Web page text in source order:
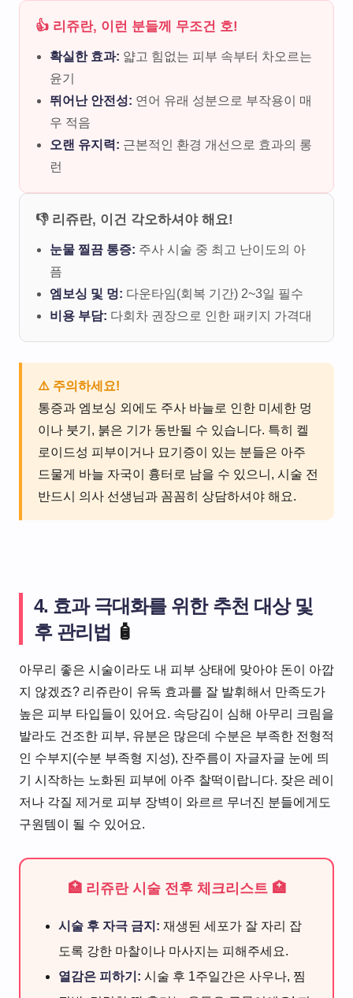
👍 리쥬란, 이런 분들께 무조건 호!
확실한 효과: 얇고 힘없는 피부 속부터 차오르는
윤기
뛰어난 안전성: 연어 유래 성분으로 부작용이 매
우 적음
오랜 유지력: 근본적인 환경 개선으로 효과의 롱
런
👎 리쥬란, 이건 각오하셔야 해요!
눈물 찔끔 통증: 주사 시술 중 최고 난이도의 아
픔
엠보싱 및 멍: 다운타임(회복 기간) 2~3일 필수
비용 부담: 다회차 권장으로 인한 패키지 가격대
⚠️ 주의하세요!
통증과 엠보싱 외에도 주사 바늘로 인한 미세한 멍
이나 붓기, 붉은 기가 동반될 수 있습니다. 특히 켈
로이드성 피부이거나 묘기증이 있는 분들은 아주
드물게 바늘 자국이 흉터로 남을 수 있으니, 시술 전
반드시 의사 선생님과 꼼꼼히 상담하셔야 해요.
4. 효과 극대화를 위한 추천 대상 및
후 관리법 🧴
아무리 좋은 시술이라도 내 피부 상태에 맞아야 돈이 아깝
지 않겠죠? 리쥬란이 유독 효과를 잘 발휘해서 만족도가
높은 피부 타입들이 있어요. 속당김이 심해 아무리 크림을
발라도 건조한 피부, 유분은 많은데 수분은 부족한 전형적
인 수부지(수분 부족형 지성), 잔주름이 자글자글 눈에 띄
기 시작하는 노화된 피부에 아주 찰떡이랍니다. 잦은 레이
저나 각질 제거로 피부 장벽이 와르르 무너진 분들에게도
구원템이 될 수 있어요.
🏥 리쥬란 시술 전후 체크리스트 🏥
시술 후 자극 금지: 재생된 세포가 잘 자리 잡
도록 강한 마찰이나 마사지는 피해주세요.
열감은 피하기: 시술 후 1주일간은 사우나, 찜